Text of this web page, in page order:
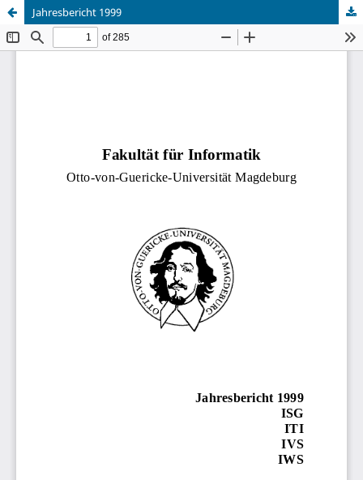
Jahresbericht 1999